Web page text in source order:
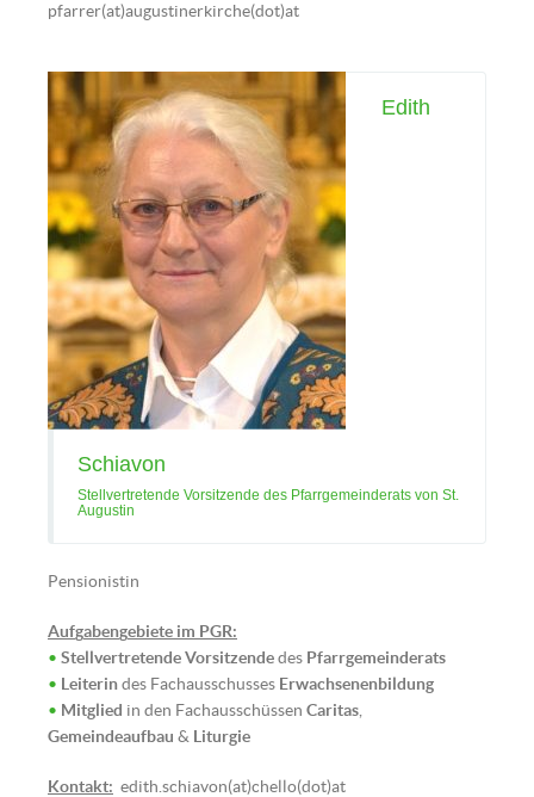
Pfarrer P. Mag. Matthias Schlögl
OSA | © Augustiner Wien | Foto:
Franz Josef Rupprecht
pfarrer(at)augustinerkirche(dot)at
Edith
Schiavon
Stellvertretende Vorsitzende des Pfarrgemeinderats von St.
Augustin
Pensionistin
Aufgabengebiete im PGR:
• Stellvertretende Vorsitzendedes Pfarrgemeinderats
• Leiterindes Fachausschusses Erwachsenenbildung
• Mitglied in den Fachausschüssen Caritas
Gemeindeaufbau & Liturgie
Kontakt: edith.schiavon(at)chello(dot)at